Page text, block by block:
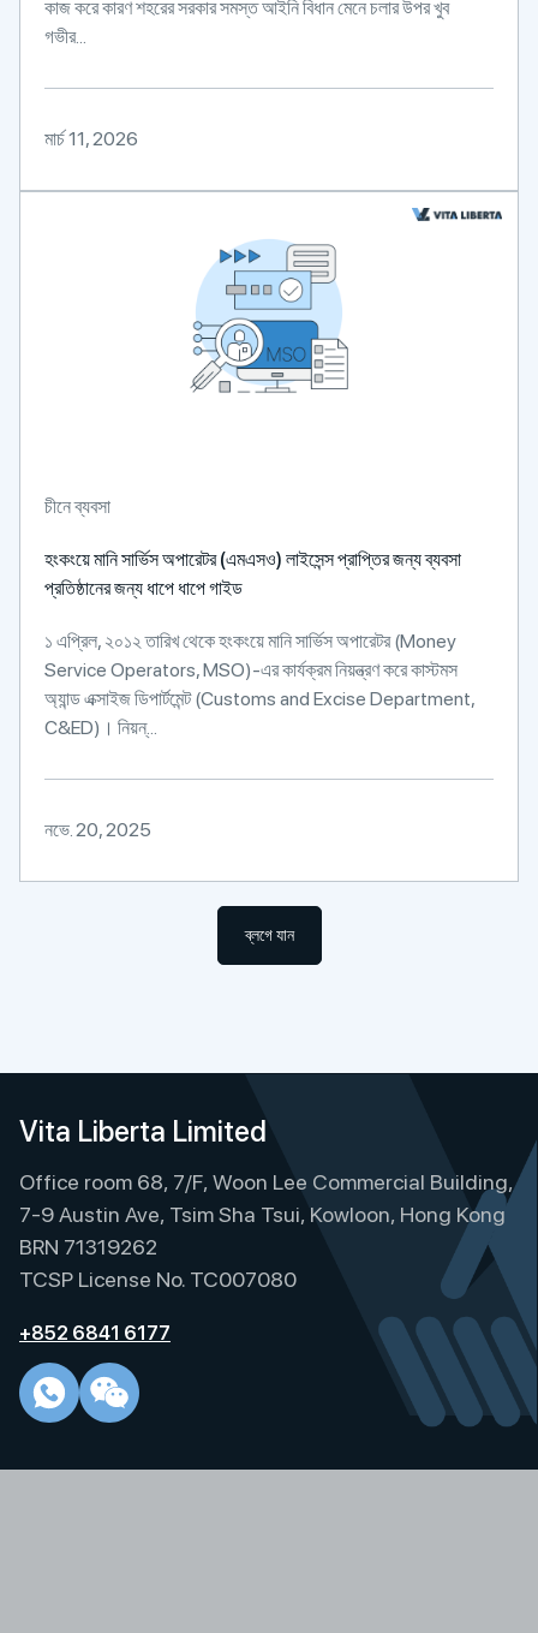
কাজ করে কারণ শহরের সরকার সমস্ত আইনি বিধান মেনে চলার উপর খুব
গভীর...
মার্চ 11, 2026
চীনে ব্যবসা
হংকংয়ে মানি সার্ভিস অপারেটর (এমএসও) লাইসেন্স প্রাপ্তির জন্য ব্যবসা
প্রতিষ্ঠানের জন্য ধাপে ধাপে গাইড
১ এপ্রিল, ২০১২ তারিখ থেকে হংকংয়ে মানি সার্ভিস অপারেটর (Money
Service Operators, MSO)-এর কার্যক্রম নিয়ন্ত্রণ করে কাস্টমস
অ্যান্ড এক্সাইজ ডিপার্টমেন্ট (Customs and Excise Department,
C&ED)। নিয়ন্...
নভে. 20, 2025
ব্লগে যান
Vita Liberta Limited
Office room 68, 7/F, Woon Lee Commercial Building,
7-9 Austin Ave, Tsim Sha Tsui, Kowloon, Hong Kong
BRN 71319262
TCSP License No. TC007080
+852 6841 6177